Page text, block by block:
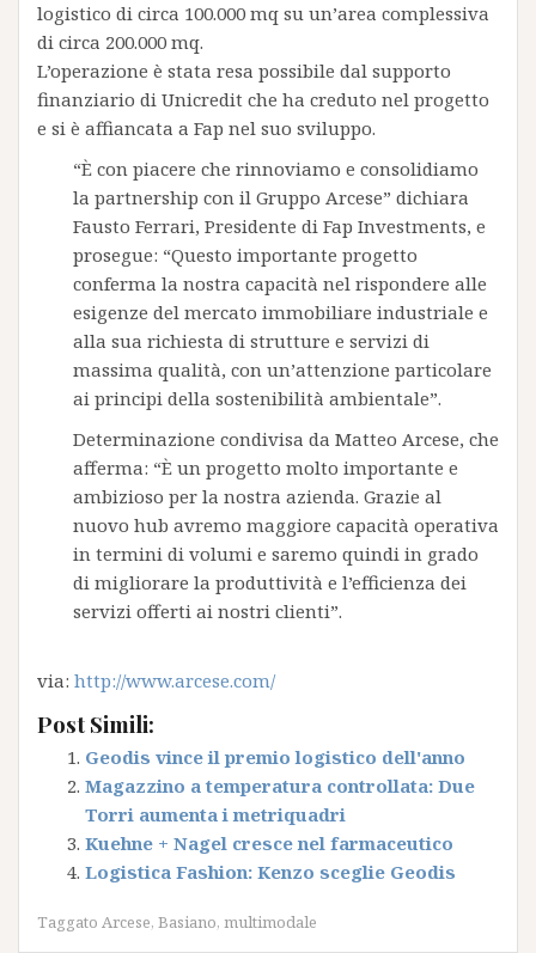
logistico di circa 100.000 mq su un’area complessiva
di circa 200.000 mq.
L’operazione è stata resa possibile dal supporto
finanziario di Unicredit che ha creduto nel progetto
e si è affiancata a Fap nel suo sviluppo.
“È con piacere che rinnoviamo e consolidiamo
la partnership con il Gruppo Arcese” dichiara
Fausto Ferrari, Presidente di Fap Investments, e
prosegue: “Questo importante progetto
conferma la nostra capacità nel rispondere alle
esigenze del mercato immobiliare industriale e
alla sua richiesta di strutture e servizi di
massima qualità, con un’attenzione particolare
ai principi della sostenibilità ambientale”.
Determinazione condivisa da Matteo Arcese, che
afferma: “È un progetto molto importante e
ambizioso per la nostra azienda. Grazie al
nuovo hub avremo maggiore capacità operativa
in termini di volumi e saremo quindi in grado
di migliorare la produttività e l’efficienza dei
servizi offerti ai nostri clienti”.
via: http://www.arcese.com/
Post Simili:
Geodis vince il premio logistico dell'anno
Magazzino a temperatura controllata: Due
Torri aumenta i metriquadri
Kuehne + Nagel cresce nel farmaceutico
Logistica Fashion: Kenzo sceglie Geodis
Taggato Arcese, Basiano, multimodale